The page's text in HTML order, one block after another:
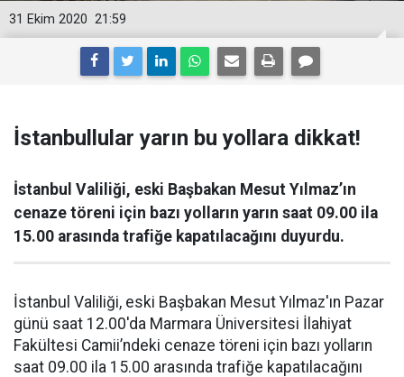
21:59
31 Ekim 2020
İstanbullular yarın bu yollara dikkat!
İstanbul Valiliği, eski Başbakan Mesut Yılmaz’ın
cenaze töreni için bazı yolların yarın saat 09.00 ila
15.00 arasında trafiğe kapatılacağını duyurdu.
İstanbul Valiliği, eski Başbakan Mesut Yılmaz'ın Pazar
günü saat 12.00'da Marmara Üniversitesi İlahiyat
Fakültesi Camii’ndeki cenaze töreni için bazı yolların
saat 09.00 ila 15.00 arasında trafiğe kapatılacağını